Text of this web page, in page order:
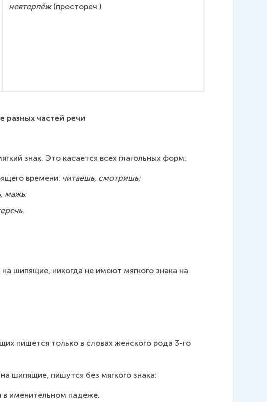
невтерпёж (простореч.)
разных частей речи
знак. Это касается всех глагольных форм:
времени: читаешь, смотришь;
, мажь;
ь.
шипящие, никогда не имеют мягкого знака на
пишется только в словах женского рода 3-го
шипящие, пишутся без мягкого знака:
в именительном падеже.